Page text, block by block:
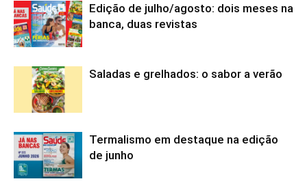
Edição de julho/agosto: dois meses na
banca, duas revistas
Saladas e grelhados: o sabor a verão
Termalismo em destaque na edição
de junho